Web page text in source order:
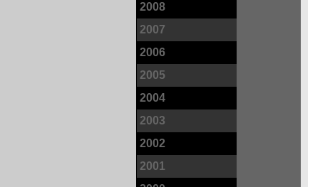
2008
2007
2006
2005
2004
2003
2002
2001